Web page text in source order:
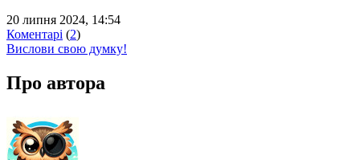
20 липня 2024, 14:54
Коментарі (2)
Вислови свою думку!
Про автора